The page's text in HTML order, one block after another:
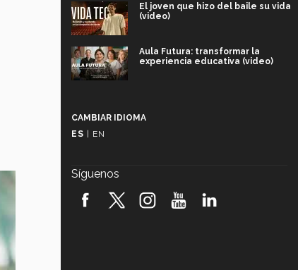
El joven que hizo del baile su vida
(video)
Aula Futura: transformar la
experiencia educativa (video)
robótica FIRST 2026! (video)
CAMBIAR IDIOMA
ES | EN
Síguenos